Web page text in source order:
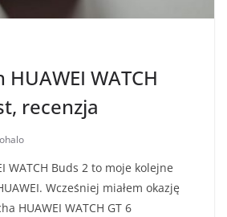
WATCH
recenzja
WATCH Buds 2 to moje kolejne
Wcześniej miałem okazję
HUAWEI WATCH GT 6